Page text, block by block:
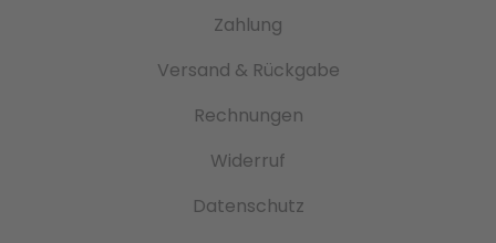
Zahlung
Versand & Rückgabe
Rechnungen
Widerruf
Datenschutz